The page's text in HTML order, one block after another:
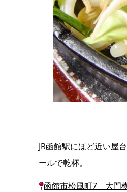
JR函館駅にほど近い屋
ールで乾杯。
函館市松風町7 大門